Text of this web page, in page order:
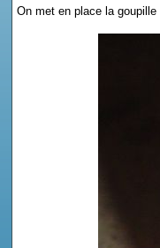
On met en place la